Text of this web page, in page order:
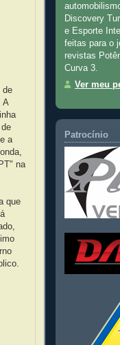
de
A
a
na
que
Discovery
e Esporte
feitas para o
revistas
Curva 3.
Ver meu
Patrocínio